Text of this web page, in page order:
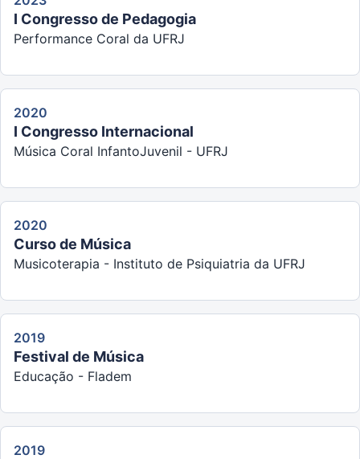
I Congresso de Pedagogia
Performance Coral da UFRJ
2020
I Congresso Internacional
Música Coral InfantoJuvenil - UFRJ
2020
Curso de Música
Musicoterapia - Instituto de Psiquiatria da UFRJ
2019
Festival de Música
Educação - Fladem
2019